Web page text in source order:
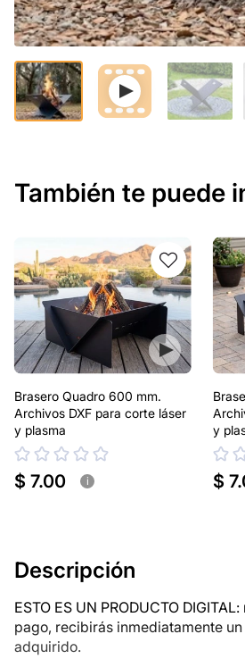
También te puede
Brasero Quadro 600 mm.
Archivos DXF para corte láser
y plasma
$ 7.00 i
y
$
Descripción
ESTO ES UN PRODUCTO
pago, recibirás inmediatamente
adquirido.